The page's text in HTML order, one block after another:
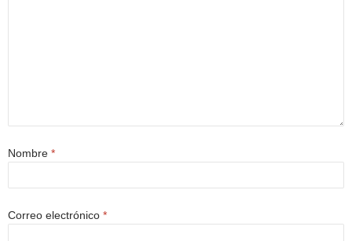
Nombre *
Correo electrónico *